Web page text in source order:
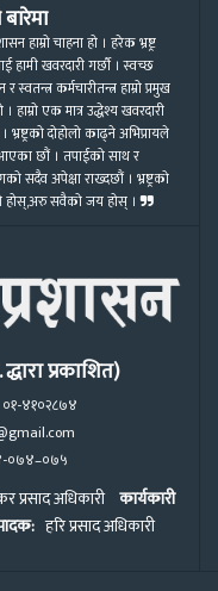
बारेमा
हाम्रो चाहना हो । हरेक भ्रष्ट्र
हामी खवरदारी गर्छौ । स्वच्छ
र स्वतन्त्र कर्मचारीतन्त्र हाम्रो प्रमुख
। हाम्रो एक मात्र उद्धेश्य खवरदारी
। भ्रष्ट्रको दोहोलो काढ्ने अभिप्रायले
छौं । तपाईको साथ र
सदैव अपेक्षा राख्दछौं । भ्रष्ट्रको
सवैको जय होस् ।
प्रकाशित)
०१-४१०२८७४
०७४–०७५
प्रसाद अधिकारी कार्यकारी
हरि प्रसाद अधिकारी